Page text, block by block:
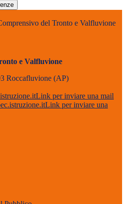
del Tronto e Valfluvione
e Valfluvione
Roccafluvione (AP)
Link per inviare una mail
Link per inviare una